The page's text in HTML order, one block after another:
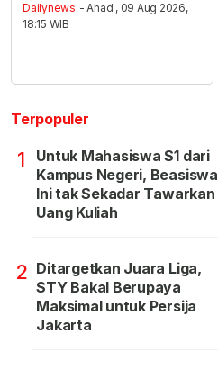
Dailynews - Ahad , 09 Aug 2026,
18:15 WIB
Terpopuler
1
Untuk Mahasiswa S1 dari
Kampus Negeri, Beasiswa
Ini tak Sekadar Tawarkan
Uang Kuliah
2 Ditargetkan Juara Liga,
STY Bakal Berupaya
Maksimal untuk Persija
Jakarta